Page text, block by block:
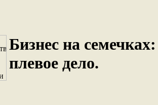
Бизнес на семечках:
плевое дело.